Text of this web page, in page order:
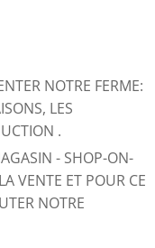
NOTRE FERME:
LES
.
- SHOP-ON-
VENTE ET POUR CE
NOTRE